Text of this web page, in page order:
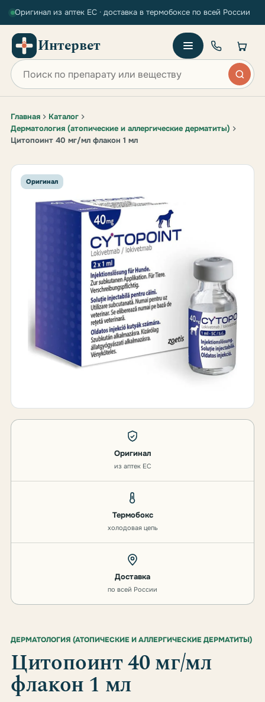
Оригинал из аптек ЕС · доставка в термобоксе по всей России
Интервет
Поиск по сайту
Главная
Каталог
Дерматология (атопические и аллергические дерматиты)
Цитопоинт 40 мг/мл флакон 1 мл
Оригинал
Оригинал
из аптек ЕС
Термобокс
холодовая цепь
Доставка
по всей России
ДЕРМАТОЛОГИЯ (АТОПИЧЕСКИЕ И АЛЛЕРГИЧЕСКИЕ ДЕРМАТИТЫ)
Цитопоинт 40 мг/мл
флакон 1 мл